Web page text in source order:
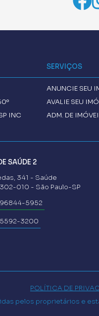
INC
SERVIÇOS
ANUNCIE SEU
AVALIE SEU
ADM. DE
SAÚDE 2
341 - Saúde
010 - São Paulo-SP
96844-5952
5592-3200
POLÍTICA DE
pelos proprietários e